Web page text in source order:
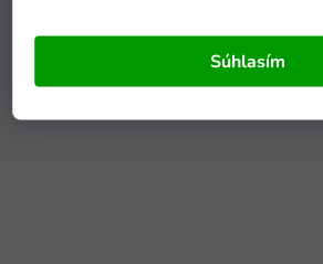
Súhlasím